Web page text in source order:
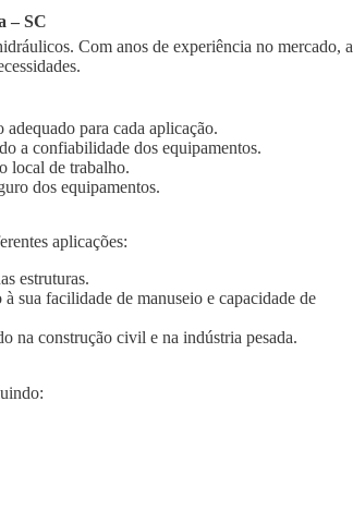
– SC
Com anos de experiência no mercado, a
para cada aplicação.
a confiabilidade dos equipamentos.
local de trabalho.
dos equipamentos.
aplicações:
estruturas.
sua facilidade de manuseio e capacidade de
na construção civil e na indústria pesada.